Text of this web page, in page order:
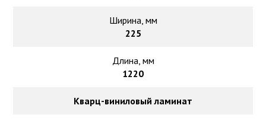
Ширина, мм
225
Длина, мм
1220
Кварц-виниловый ламинат